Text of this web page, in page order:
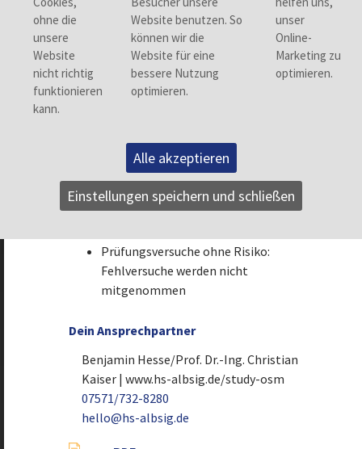
Zurück
Alle akzeptieren
Einstellungen speichern und schließen
Allgemeine oder fachgebundene
Hochschulreife, Fachhochschulreife
Kein NC/keine weiteren
Zulassungsbeschränkungen
Bei erfolgreichem Absolvieren des
Notenbonus auf den Wunsch-Bachelor
von bis zu 1,0 auf die Abi-Note
Erworbene ECTS können für den Wunsch-
Bachelor angerechnet werden (= kein
Prüfungsversuche ohne Risiko:
Fehlversuche werden nicht
mitgenommen
Dein Ansprechpartner
Benjamin Hesse/Prof. Dr.-Ing. Christian
Kaiser | www.hs-albsig.de/study-osm
07571/732-8280
hello@hs-albsig.de